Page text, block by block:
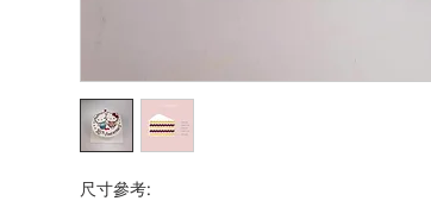
尺寸參考: